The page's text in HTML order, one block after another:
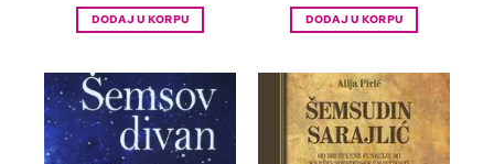
DODAJ U KORPU DODAJ U KORPU